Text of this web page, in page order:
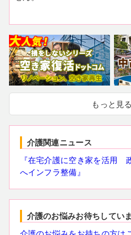
もっと見る
介護関連ニュース
『在宅介護に空き家を活用
へインフラ整備』
介護のお悩みお待ちしてい